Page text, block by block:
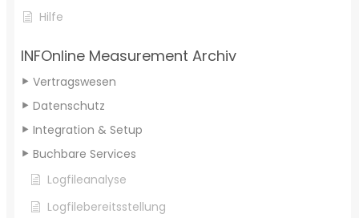
Hilfe
INFOnline Measurement Archiv
Vertragswesen
Datenschutz
Integration & Setup
Buchbare Services
Logfileanalyse
Logfilebereitsstellung